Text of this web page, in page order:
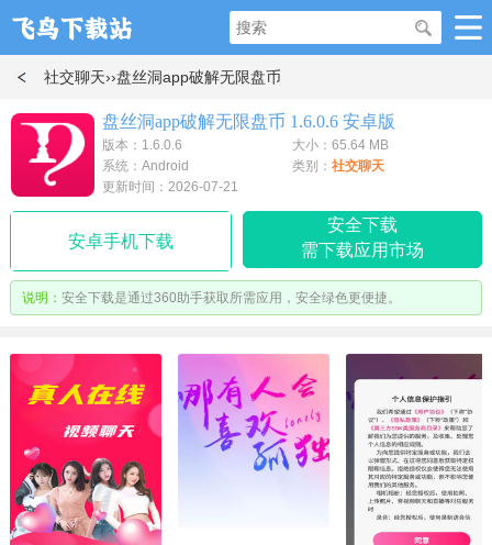
社交聊天››盘丝洞app破解无限盘币
盘丝洞app破解无限盘币 1.6.0.6 安卓版
版本：1.6.0.6
大小：65.64 MB
系统：Android
类别： 社交聊天
更新时间：2026-07-21
安卓手机下载
安全下载
需下载应用市场
说明： 安全下载是通过360助手获取所需应用，安全绿色更便捷。